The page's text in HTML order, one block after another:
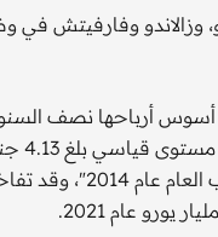
وزالاندو وفارفيتش
على الإطلاق منذ